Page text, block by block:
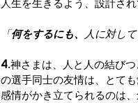
人生を生きるよう、設計され
「何をするにも、 人に対し
4.神さまは、人と人の結び
の選手同士の友情は、とて
感情がかき立てられるのは